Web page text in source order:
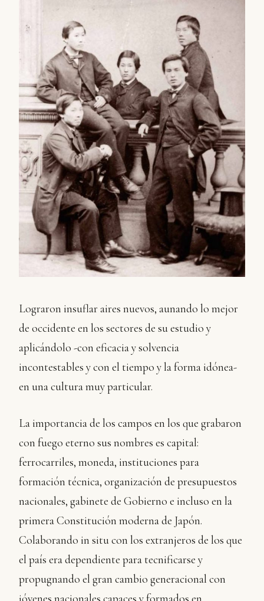
Lograron insuflar aires nuevos, aunando lo mejor
de occidente en los sectores de su estudio y
aplicándolo -con eficacia y solvencia
incontestables y con el tiempo y la forma idónea-
en una cultura muy particular.
La importancia de los campos en los que grabaron
con fuego eterno sus nombres es capital:
ferrocarriles, moneda, instituciones para
formación técnica, organización de presupuestos
nacionales, gabinete de Gobierno e incluso en la
primera Constitución moderna de Japón.
Colaborando in situ con los extranjeros de los que
el país era dependiente para tecnificarse y
propugnando el gran cambio generacional con